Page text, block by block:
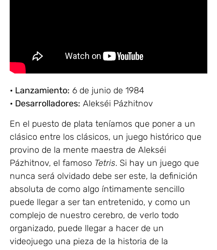
• Lanzamiento: 6 de junio de 1984
• Desarrolladores: Alekséi Pázhitnov
En el puesto de plata teníamos que poner a un
clásico entre los clásicos, un juego histórico que
provino de la mente maestra de Alekséi
Pázhitnov, el famoso Tetris. Si hay un juego que
nunca será olvidado debe ser este, la definición
absoluta de como algo íntimamente sencillo
puede llegar a ser tan entretenido, y como un
complejo de nuestro cerebro, de verlo todo
organizado, puede llegar a hacer de un
videojuego una pieza de la historia de la